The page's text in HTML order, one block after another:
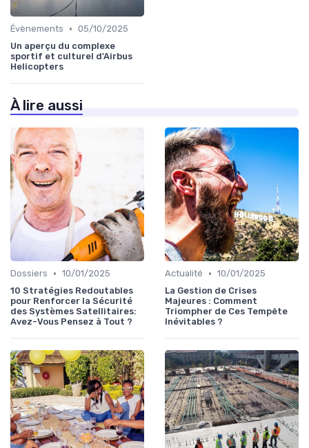
Évènements • 05/10/2025
Un aperçu du complexe
sportif et culturel d'Airbus
Helicopters
À lire aussi
Dossiers • 10/01/2025
10 Stratégies Redoutables
pour Renforcer la Sécurité
des Systèmes Satellitaires:
Avez-Vous Pensez à Tout ?
Actualité • 10/01/2025
La Gestion de Crises
Majeures : Comment
Triompher de Ces Tempête
Inévitables ?